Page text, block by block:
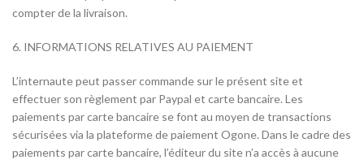
compter de la livraison.
6. INFORMATIONS RELATIVES AU PAIEMENT
L’internaute peut passer commande sur le présent site et
effectuer son règlement par Paypal et carte bancaire. Les
paiements par carte bancaire se font au moyen de transactions
sécurisées via la plateforme de paiement Ogone. Dans le cadre des
paiements par carte bancaire, l’éditeur du site n’a accès à aucune